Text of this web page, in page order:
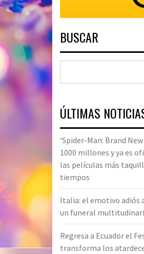
BUSCAR
ÚLTIMAS
‘Spider-Man: Brand
1000 millones y ya es
las películas más
tiempos
Italia: el emotivo adiós
un funeral
Regresa a Ecuador el
transforma los